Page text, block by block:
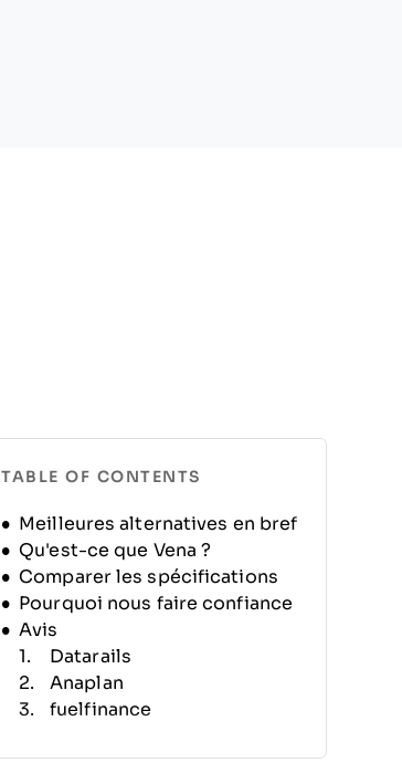
TABLE OF CONTENTS
Meilleures alternatives en bref
Qu'est-ce que Vena ?
Comparer les spécifications
Pourquoi nous faire confiance
Avis
Datarails
Anaplan
fuelfinance
Drivetrain